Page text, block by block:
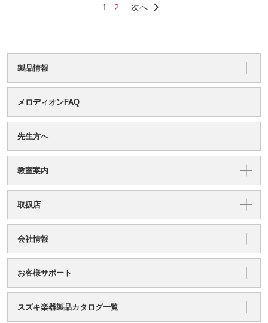
1 2 次へ
製品情報
メロディオンFAQ
先生方へ
教室案内
取扱店
会社情報
お客様サポート
スズキ楽器製品カタログ一覧